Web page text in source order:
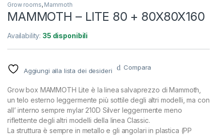
Grow rooms, Mammoth
MAMMOTH – LITE 80 + 80X80X160
Availability:35 disponibili
Aggiungi alla lista dei desideri Compara
Grow box MAMMOTH Lite è la linea salvaprezzo di Mammoth,
un telo esterno leggermente più sottile degli altri modelli, ma con
all’ interno sempre mylar 210D Silver leggermente meno
riflettente degli altri modelli della linea Classic.
La struttura è sempre in metallo e gli angolari in plastica (PP